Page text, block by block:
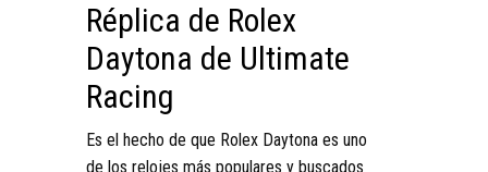
Réplica de Rolex
Daytona de Ultimate
Racing
Es el hecho de que Rolex Daytona es uno
de los relojes más populares y buscados